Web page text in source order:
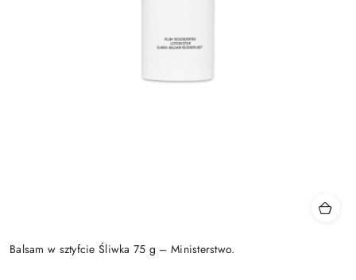
Balsam w sztyfcie Śliwka 75 g – Ministerstwo.